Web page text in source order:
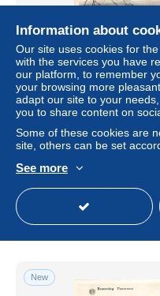
[-10%] BELGIQUE -
Place - Commerce -
Status
New
Information about
Our site uses cookies for
with the services you have
our platform, to remember
your browsing more
adapt our site to your
you to share content on
Some of these cookies are
site, others can be set
See more